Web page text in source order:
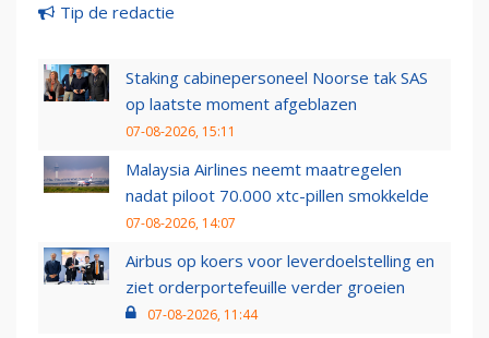
Tip de redactie
Staking cabinepersoneel Noorse tak SAS
op laatste moment afgeblazen
07-08-2026, 15:11
Malaysia Airlines neemt maatregelen
nadat piloot 70.000 xtc-pillen smokkelde
07-08-2026, 14:07
Airbus op koers voor leverdoelstelling en
ziet orderportefeuille verder groeien
07-08-2026, 11:44